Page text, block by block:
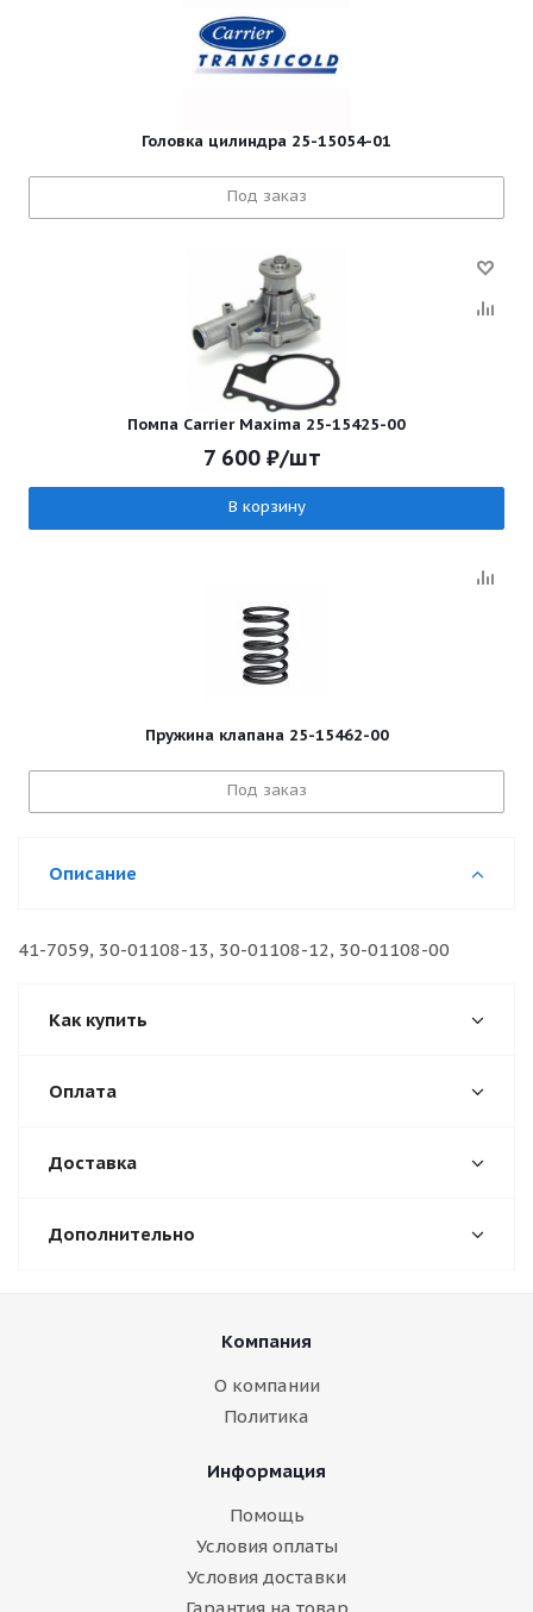
Головка цилиндра 25-15054-01
Под заказ
Помпа Carrier Maxima 25-15425-00
7 600 ₽/шт
В корзину
Пружина клапана 25-15462-00
Под заказ
Описание
41-7059, 30-01108-13, 30-01108-12, 30-01108-00
Как купить
Оплата
Доставка
Дополнительно
Компания
О компании
Политика
Информация
Помощь
Условия оплаты
Условия доставки